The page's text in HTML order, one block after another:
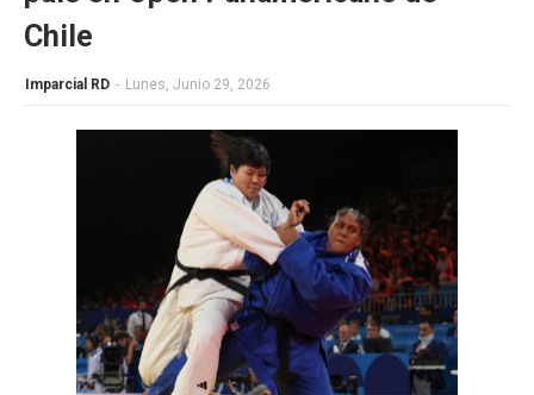
Chile
Imparcial RD - Lunes, Junio 29, 2026